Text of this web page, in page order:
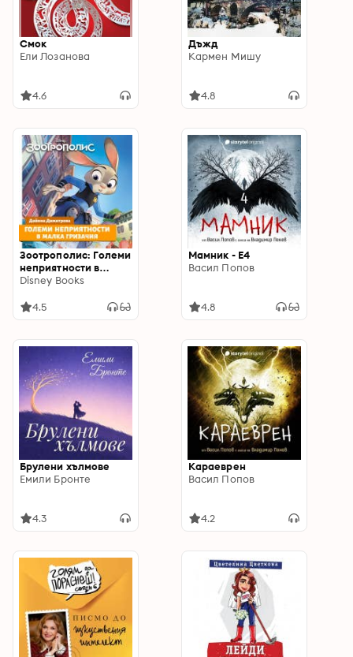
Смок
Ели Лозанова
4.6
Дъжд
Кармен Мишу
4.8
Зоотрополис: Големи
неприятности в
малка Гризачия
Disney Books
4.5
Мамник - E4
Васил Попов
4.8
Брулени хълмове
Емили Бронте
4.3
Караеврен
Васил Попов
4.2